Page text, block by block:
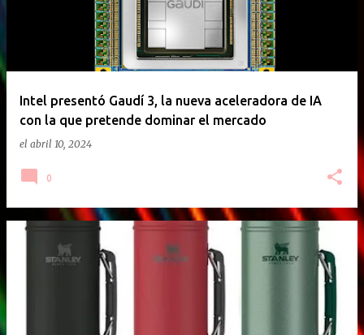
Intel presentó Gaudí 3, la nueva aceleradora de IA
con la que pretende dominar el mercado
el abril 10, 2024
0